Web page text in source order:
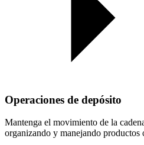
Operaciones de depósito
Mantenga el movimiento de la
organizando y manejando productos